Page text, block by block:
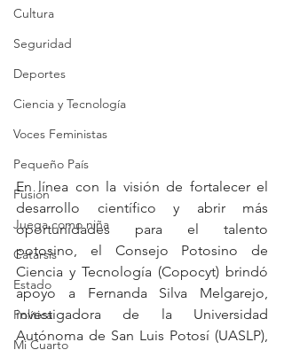
Cultura
Seguridad
Deportes
Ciencia y Tecnología
Voces Feministas
Pequeño País
Fusión
Juega como niña
Catarsis
Estado
Política
Mi Cuarto
En línea con la visión de fortalecer el
desarrollo científico y abrir más
oportunidades para el talento
potosino, el Consejo Potosino de
Ciencia y Tecnología (Copocyt) brindó
apoyo a Fernanda Silva Melgarejo,
investigadora de la Universidad
Autónoma de San Luis Potosí (UASLP),